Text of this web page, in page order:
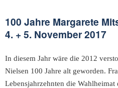
100 Jahre Margarete
4. + 5. November 2017
In diesem Jahr wäre die 2012
Nielsen 100 Jahre alt geworden.
Lebensjahrzehnten die